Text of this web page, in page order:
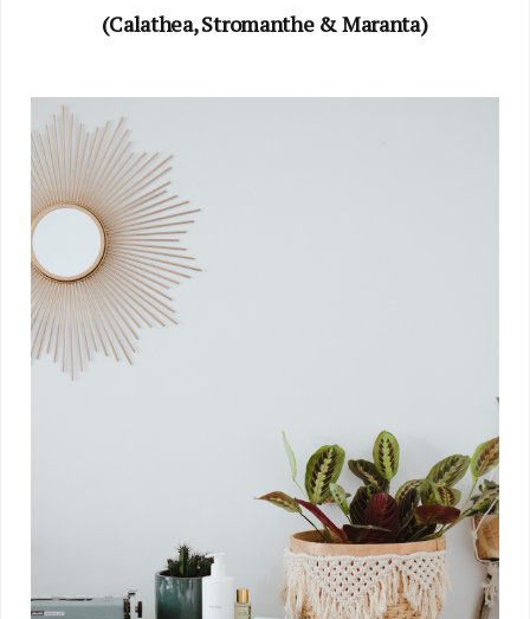
(Calathea, Stromanthe & Maranta)